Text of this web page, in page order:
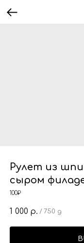
Рулет из
сыром
100₽
1 000 р. / 750 g